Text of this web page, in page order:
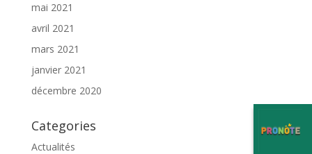
mai 2021
avril 2021
mars 2021
janvier 2021
décembre 2020
Categories
Actualités